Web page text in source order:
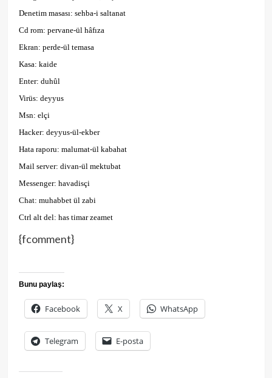
Denetim masası: sehba-i saltanat
Cd rom: pervane-ül hâfıza
Ekran: perde-ül temasa
Kasa: kaide
Enter: duhûl
Virüs: deyyus
Msn: elçi
Hacker: deyyus-ül-ekber
Hata raporu: malumat-ül kabahat
Mail server: divan-ül mektubat
Messenger: havadisçi
Chat: muhabbet ül zabi
Ctrl alt del: has timar zeamet
{fcomment}
Bunu paylaş:
Facebook X WhatsApp
Telegram E-posta